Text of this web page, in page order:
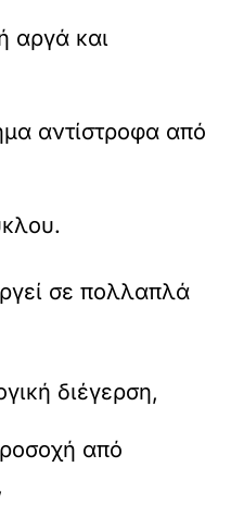
αργά και
αντίστροφα από
σε πολλαπλά
διέγερση,
από